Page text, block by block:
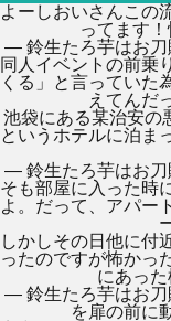
よーしおいさんこの
ってます
— 鈴生たろ芋はお刀
同人イベントの前乗
くる」と言っていた
えてんだ
池袋にある某治安の
というホテルに泊ま
— 鈴生たろ芋はお刀
そも部屋に入った時
よ。だって、アパー
しかしその日他に付
ったのですが怖かっ
にあっ
— 鈴生たろ芋はお刀
を扉の前に